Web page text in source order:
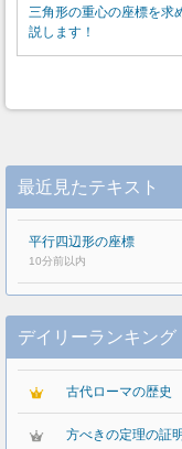
三角形の重心の座標を求
説します！
最近見たテキスト
平行四辺形の座標
10分前以内
デイリーランキング
古代ローマの歴
方べきの定理の証明